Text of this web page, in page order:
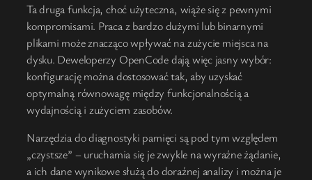
Ta druga funkcja, choć użyteczna, wiąże się z pewnymi
kompromisami. Praca z bardzo dużymi lub binarnymi
plikami może znacząco wpływać na zużycie miejsca na
dysku. Deweloperzy OpenCode dają więc jasny wybór:
konfigurację można dostosować tak, aby uzyskać
optymalną równowagę między funkcjonalnością a
wydajnością i zużyciem zasobów.
Narzędzia do diagnostyki pamięci są pod tym względem
„czystsze” – uruchamia się je zwykle na wyraźne żądanie,
a ich dane wynikowe służą do doraźnej analizy i można je